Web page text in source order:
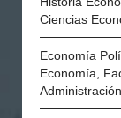
Ciencias
Economía
Economía,